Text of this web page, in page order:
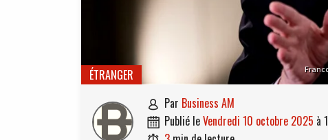
ÉTRANGER
 par Business AM
 publié le vendredi 10 octobre 2025 à